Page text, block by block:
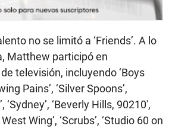
no se limitó a ‘Friends’. A lo
Matthew participó en
televisión, incluyendo ‘Boys
Pains’, ‘Silver Spoons’,
‘Sydney’, ‘Beverly Hills, 90210′,
Wing’, ‘Scrubs’, ‘Studio 60 on